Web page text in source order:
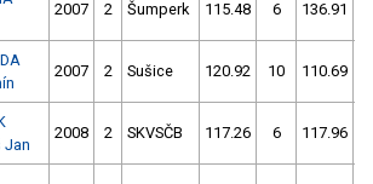
2007 2 Šumperk 115.48 6 136.91
2007 2 Sušice 120.92 10 110.69
Jan
2008 2 SKVSČB 117.26 6 117.96